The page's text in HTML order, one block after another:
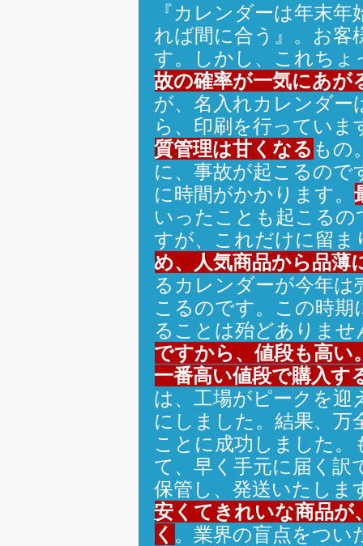
『カレンダーは年末
れば間に合う』。お客
す。しかし、これちょ
故の確率が一気にあが
が、名入れカレンダー
ら、印刷を行っていま
質管理は甘くなる もの
に、事故が起こるので
に時間がかかります。
いったことも起こる
すが、これだけに留ま
め、人気商品から品薄
るカレンダーが今年
こるのです。この時
ることは殆どありませ
ですから、値段も高い
一番高い値段で購入す
は、工場がピークを迎
にしました。結果、万
ことに成功しました
て、早く手元に届く訳
保管し、発送いたしま
安くてきれいな商品が
く 。業界の盲点をつい